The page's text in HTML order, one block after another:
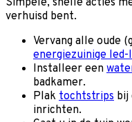
verhuisd bent.
Vervang alle oude
energiezuinige led-
Installeer een
badkamer.
Plak tochtstrips bij
inrichten.